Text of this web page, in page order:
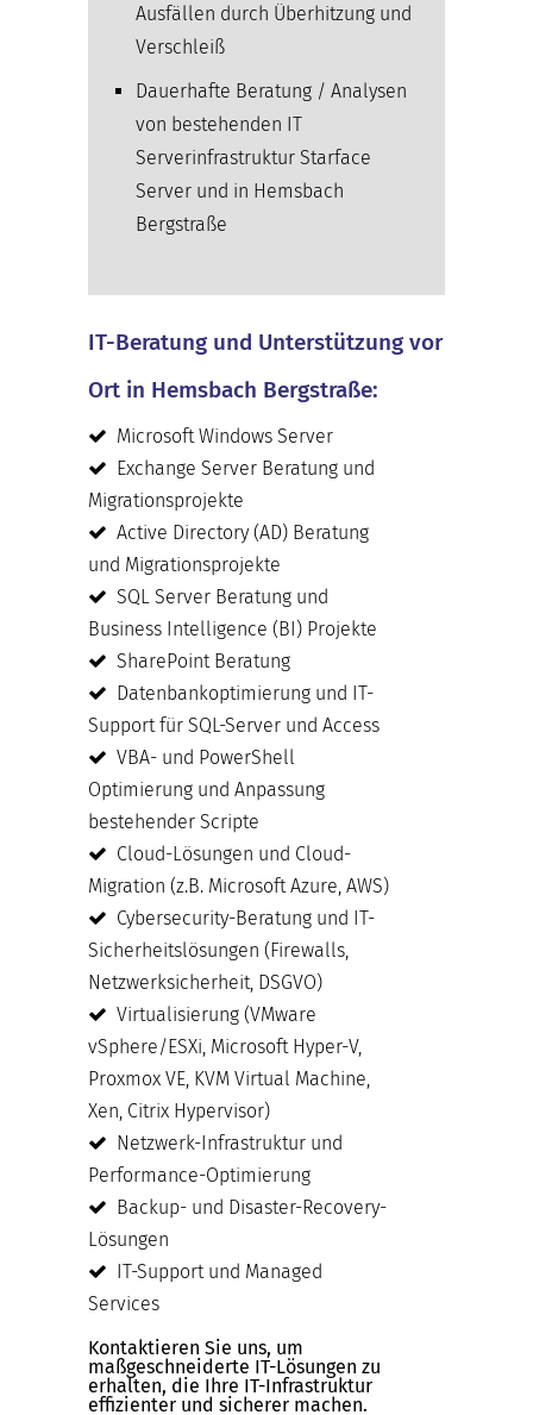
Ausfällen durch Überhitzung und
Verschleiß
Dauerhafte Beratung / Analysen
von bestehenden IT
Serverinfrastruktur Starface
Server und in Hemsbach
Bergstraße
IT-Beratung und Unterstützung vor
Ort in Hemsbach Bergstraße:
Microsoft Windows Server
Exchange Server Beratung und
Migrationsprojekte
Active Directory (AD) Beratung
und Migrationsprojekte
SQL Server Beratung und
Business Intelligence (BI) Projekte
SharePoint Beratung
Datenbankoptimierung und IT-
Support für SQL-Server und Access
VBA- und PowerShell
Optimierung und Anpassung
bestehender Scripte
Cloud-Lösungen und Cloud-
Migration (z.B. Microsoft Azure, AWS)
Cybersecurity-Beratung und IT-
Sicherheitslösungen (Firewalls,
Netzwerksicherheit, DSGVO)
Virtualisierung (VMware
vSphere/ESXi, Microsoft Hyper-V,
Proxmox VE, KVM Virtual Machine,
Xen, Citrix Hypervisor)
Netzwerk-Infrastruktur und
Performance-Optimierung
Backup- und Disaster-Recovery-
Lösungen
IT-Support und Managed
Services
Kontaktieren Sie uns, um
maßgeschneiderte IT-Lösungen zu
erhalten, die Ihre IT-Infrastruktur
effizienter und sicherer machen.